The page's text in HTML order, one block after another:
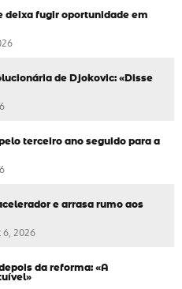
deixa fugir oportunidade em
de Djokovic: «Disse
terceiro ano seguido para a
e arrasa rumo aos
6, 2026
da reforma: «A